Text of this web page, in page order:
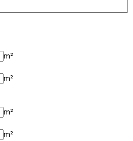
m²
m²
m²
m²